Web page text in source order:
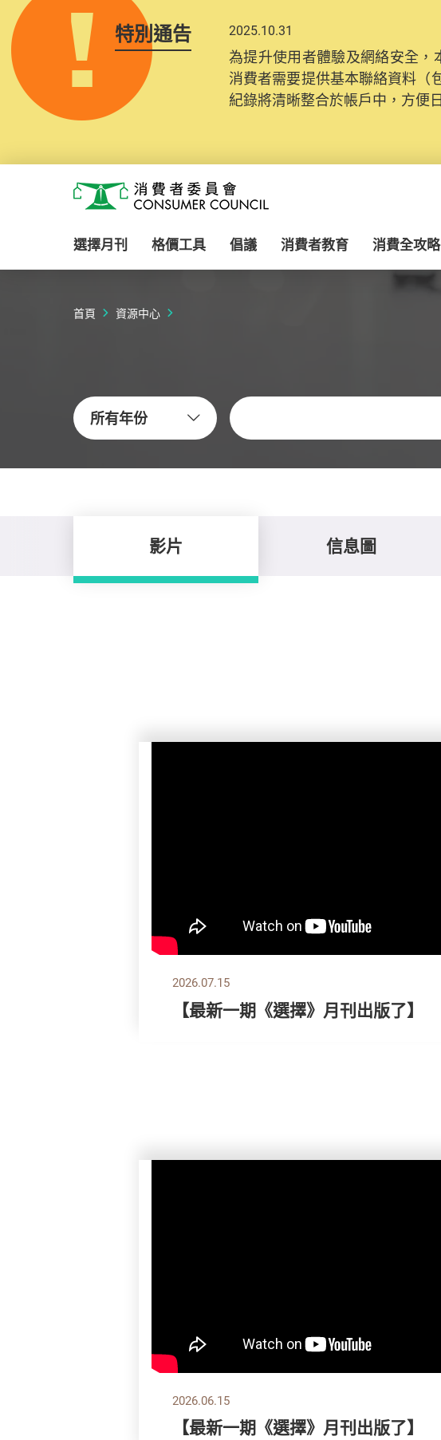
特別通告 2025.10.31
為提升使用者體驗及網絡安全，
消費者需要提供基本聯絡資料（
紀錄將清晰整合於帳戶中，方便
消費者委員會
選擇月刊 格價工具 倡議 消費者教育 消費全攻略
首頁 資源中心
所有年份
關鍵字
影片 信息圖
2026.07.15
【最新一期《選擇》月刊出版了】
2026.06.15
【最新一期《選擇》月刊出版了】